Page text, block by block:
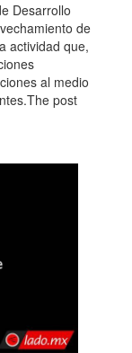
Desarrollo
de
actividad que,
al medio
post